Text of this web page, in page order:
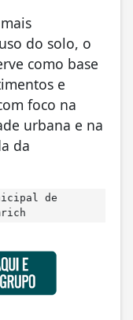
do solo, o
como base
e
foco na
urbana e na
da
de